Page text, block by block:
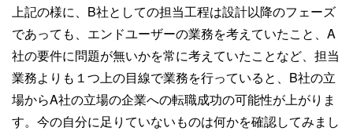
上記の様に、B社としての担当工程は設計以降のフェーズ
であっても、エンドユーザーの業務を考えていたこと、A
社の要件に問題が無いかを常に考えていたことなど、担当
業務よりも１つ上の目線で業務を行っていると、B社の立
場からA社の立場の企業への転職成功の可能性が上がりま
す。今の自分に足りていないものは何かを確認してみまし